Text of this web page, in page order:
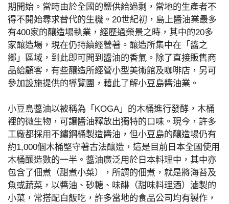
期開始。當時由於全國的鹽供給過剩，當地的生產者不
得不開始尋求替代的生機。20世紀初，島上醬油業最多
有400家的釀造場執業，經歷過榮景之時，其中的20多
家釀造場，現在仍持續經營著。釀造所集中在「醬之
鄉」區域，到此即可聞到醬油的香氣。除了直接販售商
品給顧客，有些釀造所經營小型美術館及咖啡店，另可
參加設施提供的導覽團，藉此了解小豆島醬油業。
小豆島醬油以被稱為「KOGA」的木桶進行發酵，木桶
裡的微生物，可讓醬油釋放出獨特的口味。現今，許多
工廠都採用不鏽鋼桶製造醬油，但小豆島的釀造場仍有
約1,000個木桶堅守著古法釀造，這是目前日本全國使用
木桶釀造數的一半。醬油廣泛用於日本料理中，其中亦
包含了佃煮（甜煮小菜），所謂的佃煮，就是將海苔及
魚或蔬菜，以醬油、砂糖、味醂（甜味料理酒）滷製的
小菜，常搭配白飯吃，許多當地的食品公司均有製作，